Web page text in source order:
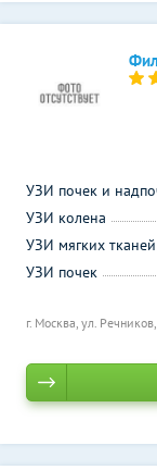
г. Москва, ул.
УЗИ почек и
УЗИ колена
УЗИ мягких тканей
УЗИ почек